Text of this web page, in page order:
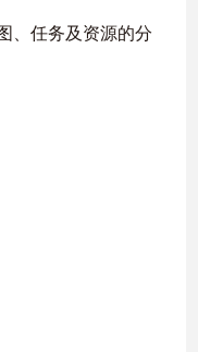
、任务及资源的分